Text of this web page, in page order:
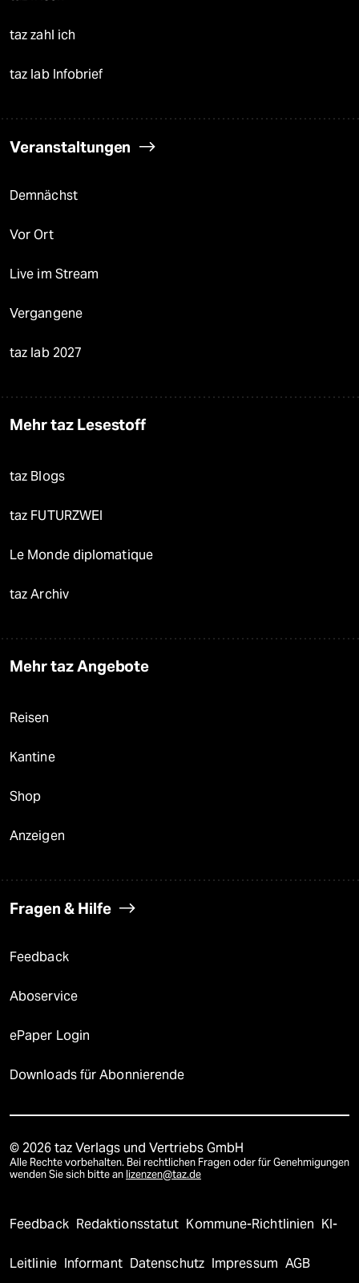
taz zahl ich
taz lab Infobrief
Veranstaltungen
Demnächst
Vor Ort
Live im Stream
Vergangene
taz lab 2027
Mehr taz Lesestoff
taz Blogs
taz FUTURZWEI
Le Monde diplomatique
taz Archiv
Mehr taz Angebote
Reisen
Kantine
Shop
Anzeigen
Fragen & Hilfe
Feedback
Aboservice
ePaper Login
Downloads für Abonnierende
© 2026 taz Verlags und Vertriebs GmbH
Alle Rechte vorbehalten. Bei rechtlichen Fragen oder für Genehmigungen
wenden Sie sich bitte an lizenzen@taz.de
Feedback Redaktionsstatut Kommune-Richtlinien KI-
Leitlinie Informant Datenschutz Impressum AGB